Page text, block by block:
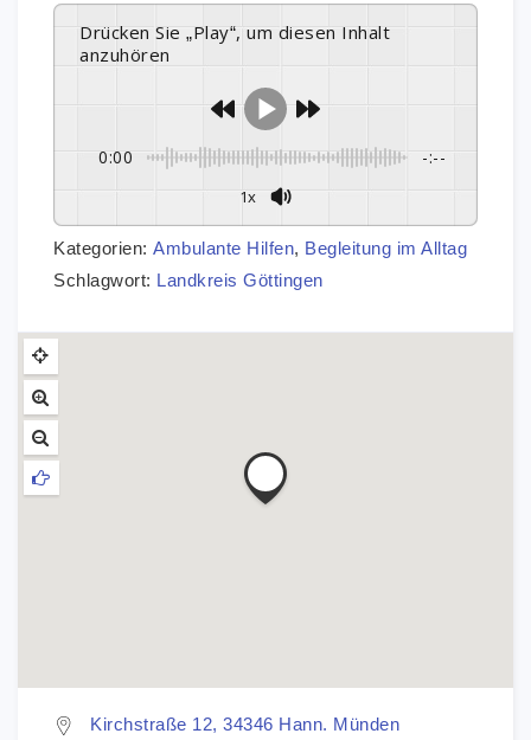
Drücken Sie „Play“, um diesen Inhalt
anzuhören
0:00 -:--
1x
Kategorien: Ambulante Hilfen, Begleitung im Alltag
Schlagwort: Landkreis Göttingen
Kirchstraße 12, 34346 Hann. Münden